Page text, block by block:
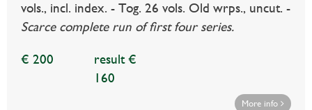
vols., incl. index. - Tog. 26 vols. Old wrps., uncut. -
Scarce complete run of first four series.
€ 200
result €
160
More info